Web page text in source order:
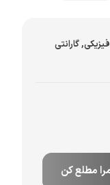
گارانتی
مطلع کن